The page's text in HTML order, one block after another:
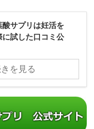
サプリは妊活を
試した口コミ公
を見る